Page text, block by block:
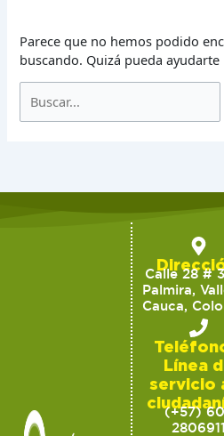
Parece que no hemos podido
buscando. Quizá pueda
Calle 28 #
Palmira,
Cauca,
Línea
servicio
(+57)
2806911